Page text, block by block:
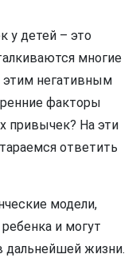
у детей – это
многие
негативным
факторы
привычек? На эти
ответить
модели,
и могут
дальнейшей жизни.